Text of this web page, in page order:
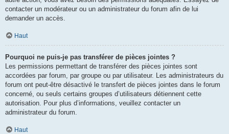
contacter un modérateur ou un administrateur du forum afin de lui
demander un accès.
Haut
Pourquoi ne puis-je pas transférer de pièces jointes ?
Les permissions permettant de transférer des pièces jointes sont
accordées par forum, par groupe ou par utilisateur. Les administrateurs du
forum ont peut-être désactivé le transfert de pièces jointes dans le forum
concerné, ou seuls certains groupes d’utilisateurs détiennent cette
autorisation. Pour plus d’informations, veuillez contacter un
administrateur du forum.
Haut